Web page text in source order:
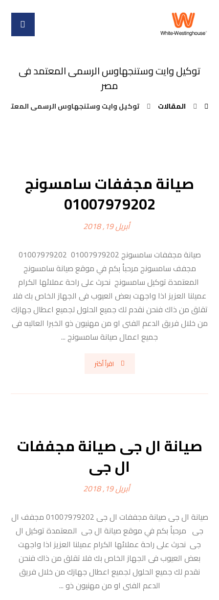
توكيل وايت وستنجهاوس الرسمى المعتمد فى
مصر
المقالات توكيل وايت وستنجهاوس الرسمى
صيانة مجففات سامسونج
01007979202
أبريل 19, 2018
صيانة مجففات سامسونج 01007979202 01007979202
مجفف سامسونج مرحبأ بكم في موقع صيانة سامسونج
المعتمدة توكيل سامسونج نحرث على راحة عملائها الكرام
عميلنا العزيز اذا واجهت بعض العيوب فى الجهاز الخاص بك فلا
تقلق من ذاك فنحن نقدم لك جميع الحلول لجميع اعطال جهازك
من خلال فريق الدعم الفنى او من مهنيون ذو الخبرا العاليه فى
جميع اعمال صيانة سامسونج ...
اقرأ أكثر
صيانة ال جى صيانة مجففات
ال جى
أبريل 19, 2018
صيانة ال جى صيانة مجففات ال جى 01007979202 مجفف ال
جى مرحبأ بكم في موقع صيانة ال جى المعتمدة توكيل ال
جى نحرث على راحة عملائها الكرام عميلنا العزيز اذا واجهت
بعض العيوب فى الجهاز الخاص بك فلا تقلق من ذاك فنحن
نقدم لك جميع الحلول لجميع اعطال جهازك من خلال فريق
الدعم الفنى او من مهنيون ذو ...